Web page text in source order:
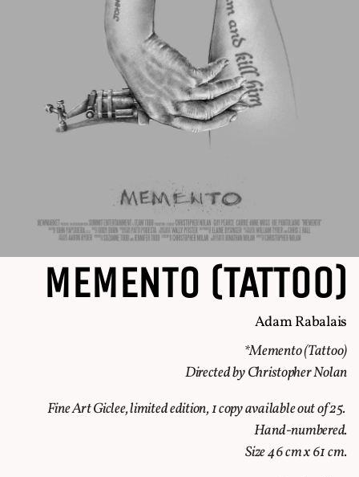
MEMENTO (TATTOO)
Adam Rabalais
*Memento (Tattoo)
Directed by Christopher Nolan
Fine Art Giclee, limited edition, 1 copy available out of 25.
Hand-numbered.
Size 46 cm x 61 cm.